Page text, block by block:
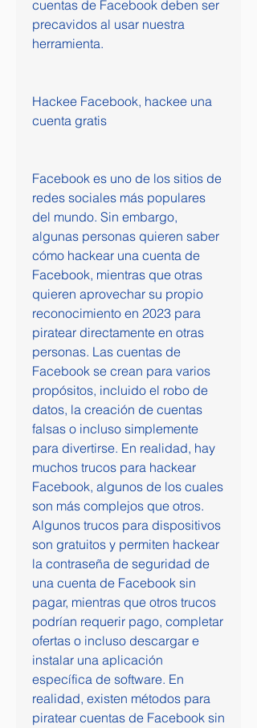
cuentas de Facebook deben ser
precavidos al usar nuestra
herramienta.
Hackee Facebook, hackee una
cuenta gratis
Facebook es uno de los sitios de
redes sociales más populares
del mundo. Sin embargo,
algunas personas quieren saber
cómo hackear una cuenta de
Facebook, mientras que otras
quieren aprovechar su propio
reconocimiento en 2023 para
piratear directamente en otras
personas. Las cuentas de
Facebook se crean para varios
propósitos, incluido el robo de
datos, la creación de cuentas
falsas o incluso simplemente
para divertirse. En realidad, hay
muchos trucos para hackear
Facebook, algunos de los cuales
son más complejos que otros.
Algunos trucos para dispositivos
son gratuitos y permiten hackear
la contraseña de seguridad de
una cuenta de Facebook sin
pagar, mientras que otros trucos
podrían requerir pago, completar
ofertas o incluso descargar e
instalar una aplicación
específica de software. En
realidad, existen métodos para
piratear cuentas de Facebook sin